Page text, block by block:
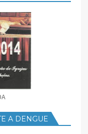
A DENGUE